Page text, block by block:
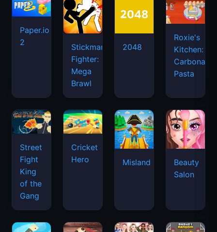
Paper.io
2
Stickman
Fighter:
Mega
Brawl
2048
Roxie's
Kitchen:
Carbonara
Pasta
Street
Fight
King
of the
Gang
Cricket
Hero
Misland
Beauty
Salon